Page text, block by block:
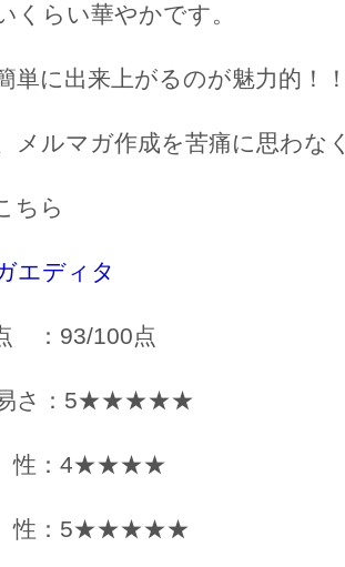
くらい華やかです。
単に出来上がるのが魅力的！
メルマガ作成を苦痛に思わな
ちら
エディタ
：93/100点
易さ：5★★★★★
：4★★★★
性：5★★★★★